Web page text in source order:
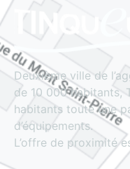
Deuxième ville de
de 10 000 habitants,
habitants toute une
d’équipements.
L’offre de proximité